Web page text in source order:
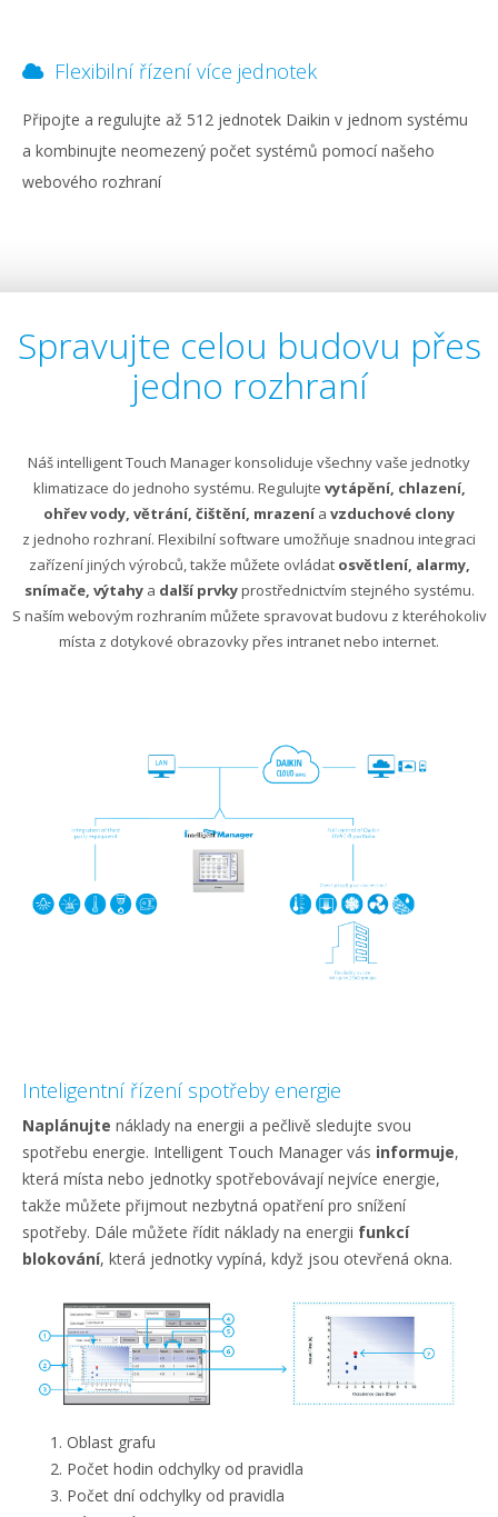
Flexibilní řízení více jednotek
Připojte a regulujte až 512 jednotek Daikin v jednom systému
a kombinujte neomezený počet systémů pomocí našeho
webového rozhraní
Spravujte celou budovu přes
jedno rozhraní
Náš intelligent Touch Manager konsoliduje všechny vaše jednotky
klimatizace do jednoho systému. Regulujte vytápění, chlazení,
ohřev vody, větrání, čištění, mrazenía vzduchové clony
z jednoho rozhraní. Flexibilní software umožňuje snadnou integraci
zařízení jiných výrobců, takže můžete ovládat osvětlení, alarmy,
snímače, výtahya další prvkyprostřednictvím stejného systému.
S naším webovým rozhraním můžete spravovat budovu z kteréhokoliv
místa z dotykové obrazovky přes intranet nebo internet.
Inteligentní řízení spotřeby energie
Naplánujte náklady na energii a pečlivě sledujte svou
spotřebu energie. Intelligent Touch Manager vás informuje,
která místa nebo jednotky spotřebovávají nejvíce energie,
takže můžete přijmout nezbytná opatření pro snížení
spotřeby. Dále můžete řídit náklady na energii funkcí
blokování, která jednotky vypíná, když jsou otevřená okna.
Oblast grafu
Počet hodin odchylky od pravidla
Počet dní odchylky od pravidla